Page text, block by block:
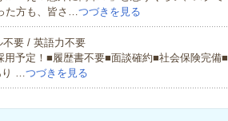
た方も、皆さ…つづきを見る
要 / 英語力不要
予定！■履歴書不要■面談確約■社会保険完備■
り …つづきを見る